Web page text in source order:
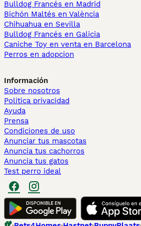
Bulldog Francés en Madrid
Bichón Maltés en València
Chihuahua en Sevilla
Bulldog Francés en Galicia
Caniche Toy en venta en Barcelona
Perros en adopcion
Información
Sobre nosotros
Politica privacidad
Ayuda
Prensa
Condiciones de uso
Anunciar tus mascotas
Anuncia tus cachorros
Anuncia tus gatos
Test perro ideal